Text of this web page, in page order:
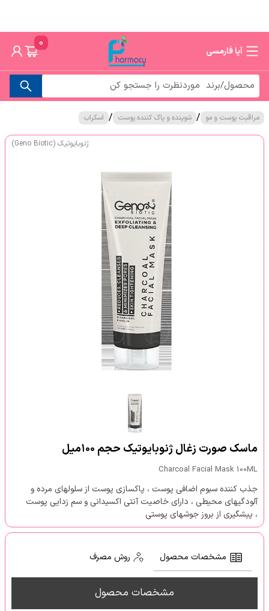
آپا فارمسی
0
مراقبت پوست و مو / شوینده و پاک کننده پوست / اسکراب
ژنوبایوتیک (Geno Biotic)
ماسک صورت زغال ژنوبایوتیک حجم ۱۰۰میل
Charcoal Facial Mask 100ML
جذب کننده سبوم اضافی پوست ، پاکسازی پوست از سلولهای مرده و
آلودگیهای محیطی ، دارای خاصیت آنتی اکسیدانی و سم زدایی پوست
، پیشگیری از بروز جوشهای پوستی
مشخصات محصول روش مصرف
مشخصات محصول